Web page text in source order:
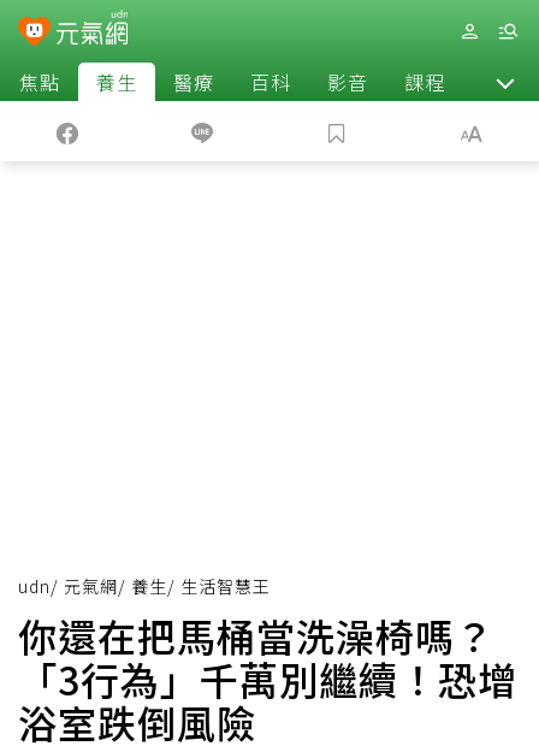
焦點 養生 醫療 百科 影音 課程 退休
udn/ 元氣網/ 養生/ 生活智慧王
你還在把馬桶當洗澡椅嗎？
「3行為」千萬別繼續！恐增
浴室跌倒風險